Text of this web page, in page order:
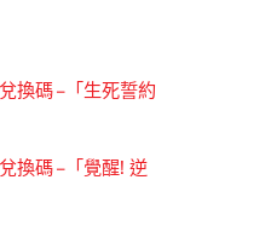
換碼 –「生死誓約
換碼 –「覺醒! 逆